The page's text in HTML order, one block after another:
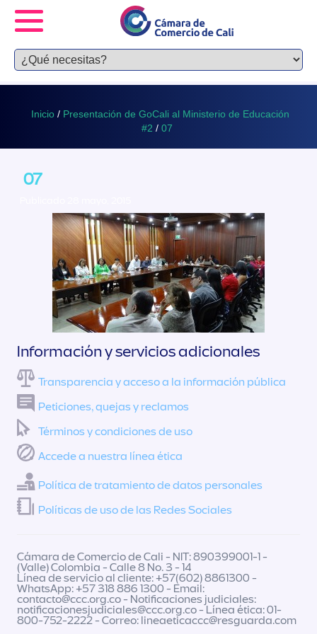
Inicio / Presentación de GoCali al Ministerio de Educación
#2 / 07
07
Información y servicios adicionales
Transparencia y acceso a la información pública
Peticiones, quejas y reclamos
Términos y condiciones de uso
Accede a nuestra línea ética
Política de tratamiento de datos personales
Políticas de uso de las Redes Sociales
Cámara de Comercio de Cali - NIT: 890399001-1 -
(Valle) Colombia - Calle 8 No. 3 - 14
Línea de servicio al cliente: +57(602) 8861300 -
WhatsApp: +57 318 886 1300 - Email:
contacto@ccc.org.co- Notificaciones judiciales:
notificacionesjudiciales@ccc.org.co- Línea ética: 01-
800-752-2222 - Correo: lineaeticaccc@resguarda.com